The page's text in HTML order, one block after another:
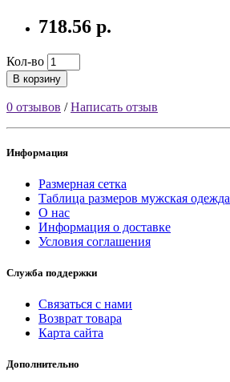
718.56 р.
Кол-во
В корзину
0 отзывов /Написать отзыв
Информация
Размерная сетка
Таблица размеров мужская одежда
О нас
Информация о доставке
Условия соглашения
Служба поддержки
Связаться с нами
Возврат товара
Карта сайта
Дополнительно